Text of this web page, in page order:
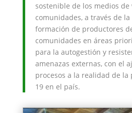
sostenible de los medios de
comunidades, a través de
formación de productores
comunidades en áreas
para la autogestión y
amenazas externas, con el
procesos a la realidad de la
19 en el país.